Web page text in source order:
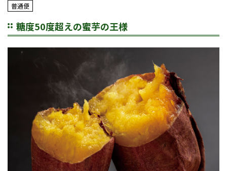
普通便
糖度50度超えの蜜芋の王様